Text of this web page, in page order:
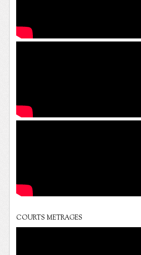
COURTS METRAGES